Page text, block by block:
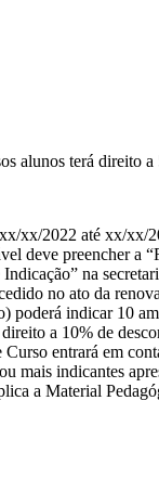
alunos terá direito
xx/2022 até xx/xx/
deve preencher a
na
no ato da
poderá indicar 10
a 10% de
entrará em
mais indicantes
a Material